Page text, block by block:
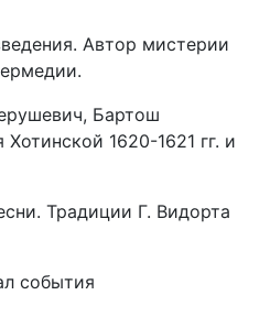
Автор мистерии
Бартош
1620-1621 гг. и
Традиции Г. Видорта
события